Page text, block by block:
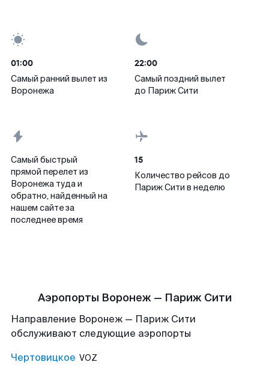
01:00
Самый ранний вылет из
Воронежа
22:00
Самый поздний вылет
до Париж Сити
Самый быстрый
прямой перелет из
Воронежа туда и
обратно, найденный на
нашем сайте за
последнее время
15
Количество рейсов до
Париж Сити в неделю
Аэропорты Воронеж — Париж Сити
Направление Воронеж — Париж Сити
обслуживают следующие аэропорты
Чертовицкое VOZ